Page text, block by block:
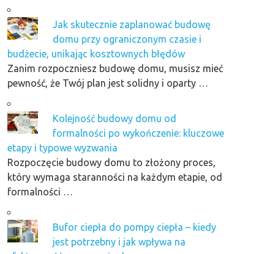
Jak skutecznie zaplanować budowę
domu przy ograniczonym czasie i
budżecie, unikając kosztownych błędów
Zanim rozpoczniesz budowę domu, musisz mieć
pewność, że Twój plan jest solidny i oparty …
Kolejność budowy domu od
formalności po wykończenie: kluczowe
etapy i typowe wyzwania
Rozpoczęcie budowy domu to złożony proces,
który wymaga staranności na każdym etapie, od
formalności …
Bufor ciepła do pompy ciepła – kiedy
jest potrzebny i jak wpływa na